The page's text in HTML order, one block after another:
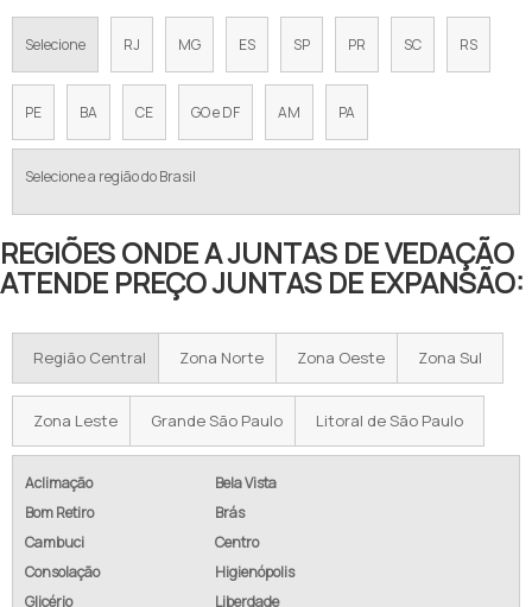
Selecione RJ MG ES SP PR SC RS
PE BA CE GO e DF AM PA
Selecione a região do Brasil
REGIÕES ONDE A JUNTAS DE VEDAÇÃO
ATENDE PREÇO JUNTAS DE EXPANSÃO:
Região Central Zona Norte Zona Oeste Zona Sul
Zona Leste Grande São Paulo Litoral de São Paulo
Aclimação
Bela Vista
Bom Retiro
Brás
Cambuci
Centro
Consolação
Higienópolis
Glicério
Liberdade